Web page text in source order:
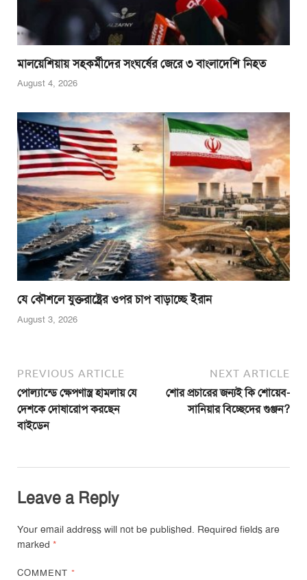
মালয়েশিয়ায় সহকর্মীদের সংঘর্ষের জেরে ৩ বাংলাদেশি নিহত
August 4, 2026
যে কৌশলে যুক্তরাষ্ট্রের ওপর চাপ বাড়াচ্ছে ইরান
August 3, 2026
PREVIOUS ARTICLE
পোল্যান্ডে ক্ষেপণাস্ত্র হামলায় যে
দেশকে দোষারোপ করছেন
বাইডেন
NEXT ARTICLE
শোর প্রচারের জন্যই কি শোয়েব-
সানিয়ার বিচ্ছেদের গুঞ্জন?
Leave a Reply
Your email address will not be published. Required fields are
marked *
COMMENT*